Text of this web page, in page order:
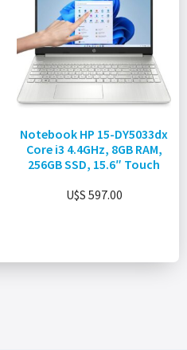
Notebook HP 15-DY5033dx
Core i3 4.4GHz, 8GB RAM,
256GB SSD, 15.6″ Touch
U$S 597.00